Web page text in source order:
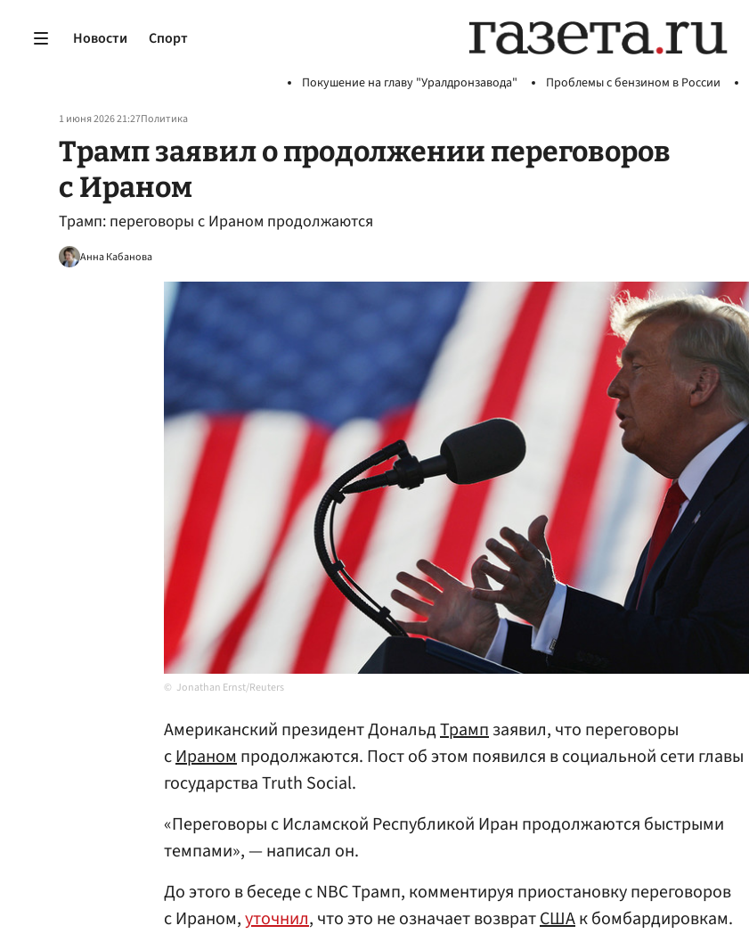
Новости Спорт
Покушение на главу "Уралдронзавода" Проблемы с бензином в России
1 июня 2026 21:27Политика
Трамп заявил о продолжении переговоров
с Ираном
Трамп: переговоры с Ираном продолжаются
Анна Кабанова
Jonathan Ernst/Reuters
Американский президент ДональдТрампзаявил, что переговоры
сИраномпродолжаются. Пост об этом появился в социальной сети главы
государства Truth Social.
«Переговоры с Исламской Республикой Иран продолжаются быстрыми
темпами», — написал он.
До этого в беседе с NBC Трамп, комментируя приостановку переговоров
с Ираном,уточнил, что это не означает возвратСШАк бомбардировкам.